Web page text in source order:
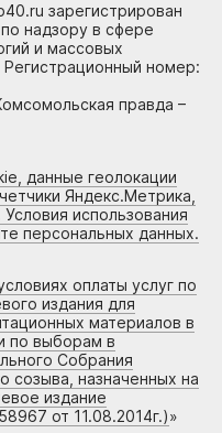
зарегистрирован
надзору в сфере
и массовых
Регистрационный номер:
правда –
данные геолокации
Яндекс.Метрика,
использования
персональных данных.
оплаты услуг по
издания для
материалов в
по выборам в
Собрания
созыва, назначенных на
издание
от 11.08.2014г.)»